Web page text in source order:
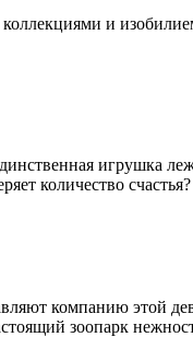
и
игрушка
количество счастья?
компанию этой
зоопарк